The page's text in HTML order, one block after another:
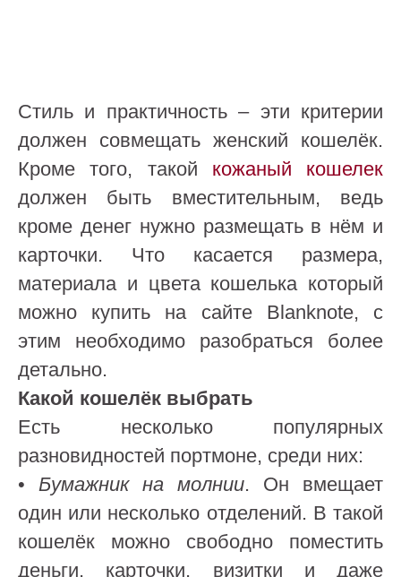
Стиль и практичность – эти критерии
должен совмещать женский кошелёк.
Кроме того, такой кожаный кошелек
должен быть вместительным, ведь
кроме денег нужно размещать в нём и
карточки. Что касается размера,
материала и цвета кошелька который
можно купить на сайте Blanknote, с
этим необходимо разобраться более
детально.
Какой кошелёк выбрать
Есть несколько популярных
разновидностей портмоне, среди них:
• Бумажник на молнии. Он вмещает
один или несколько отделений. В такой
кошелёк можно свободно поместить
деньги, карточки, визитки и даже